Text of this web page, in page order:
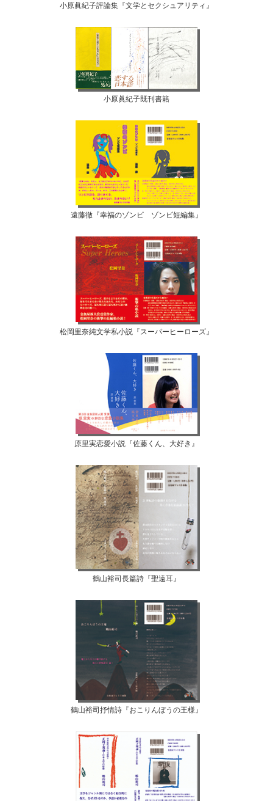
小原眞紀子評論集『文学とセクシュアリティ』
小原眞紀子既刊書籍
遠藤徹『幸福のゾンビ ゾンビ短編集』
松岡里奈純文学私小説『スーパーヒーローズ』
原里実恋愛小説『佐藤くん、大好き』
鶴山裕司長篇詩『聖遠耳』
鶴山裕司抒情詩『おこりんぼうの王様』